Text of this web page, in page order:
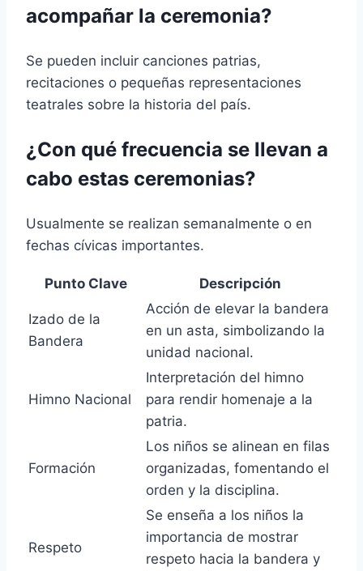
acompañar la ceremonia?
Se pueden incluir canciones patrias,
recitaciones o pequeñas representaciones
teatrales sobre la historia del país.
¿Con qué frecuencia se llevan a
cabo estas ceremonias?
Usualmente se realizan semanalmente o en
fechas cívicas importantes.
Punto Clave Descripción
Izado de la
Bandera
Acción de elevar la bandera
en un asta, simbolizando la
unidad nacional.
Himno Nacional
Interpretación del himno
para rendir homenaje a la
patria.
Formación
Los niños se alinean en filas
organizadas, fomentando el
orden y la disciplina.
Respeto
Se enseña a los niños la
importancia de mostrar
respeto hacia la bandera y